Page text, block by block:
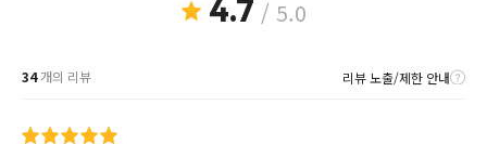
4.7 / 5.0
34개의 리뷰 리뷰 노출/제한 안내